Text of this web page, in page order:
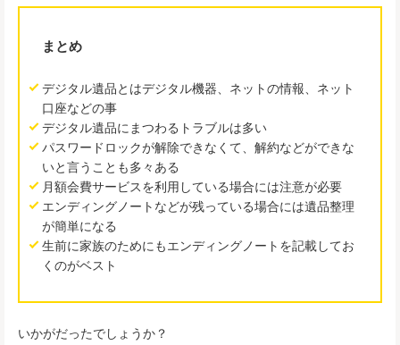
まとめ
デジタル遺品とはデジタル機器、ネットの情報、ネット
口座などの事
デジタル遺品にまつわるトラブルは多い
パスワードロックが解除できなくて、解約などができな
いと言うことも多々ある
月額会費サービスを利用している場合には注意が必要
エンディングノートなどが残っている場合には遺品整理
が簡単になる
生前に家族のためにもエンディングノートを記載してお
くのがベスト
いかがだったでしょうか？